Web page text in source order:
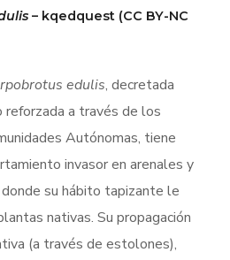
– kqedquest (CC BY-NC
edulis, decretada
a través de los
Autónomas, tiene
invasor en arenales y
su hábito tapizante le
nativas. Su propagación
(a través de estolones),